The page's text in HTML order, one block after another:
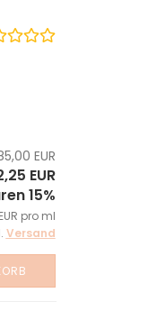
EUR
EUR
15%
pro ml
Versand